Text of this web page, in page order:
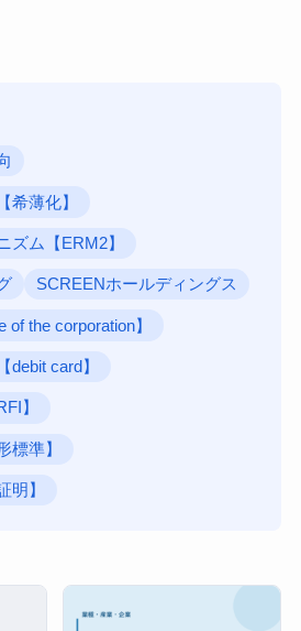
希薄化】
ズム【ERM2】
SCREENホールディングス
the corporation】
card】
】
標準】
明】